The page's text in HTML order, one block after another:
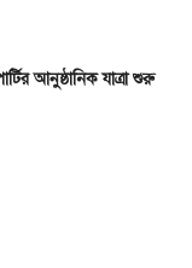
আনুষ্ঠানিক যাত্রা শুরু